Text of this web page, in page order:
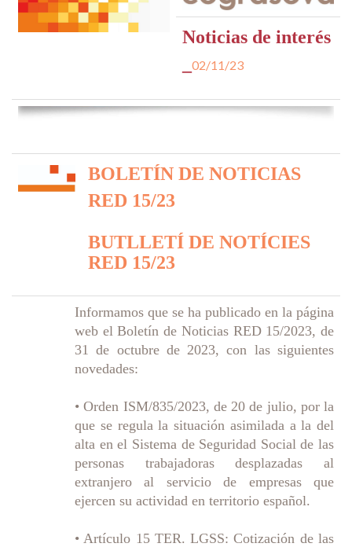
Noticias de interés
02/11/23
BOLETÍN DE NOTICIAS
RED 15/23
BUTLLETÍ DE NOTÍCIES
RED 15/23
Informamos que se ha publicado en la página
web el Boletín de Noticias RED 15/2023, de
31 de octubre de 2023, con las siguientes
novedades:
• Orden ISM/835/2023, de 20 de julio, por la
que se regula la situación asimilada a la del
alta en el Sistema de Seguridad Social de las
personas trabajadoras desplazadas al
extranjero al servicio de empresas que
ejercen su actividad en territorio español.
• Artículo 15 TER. LGSS: Cotización de las